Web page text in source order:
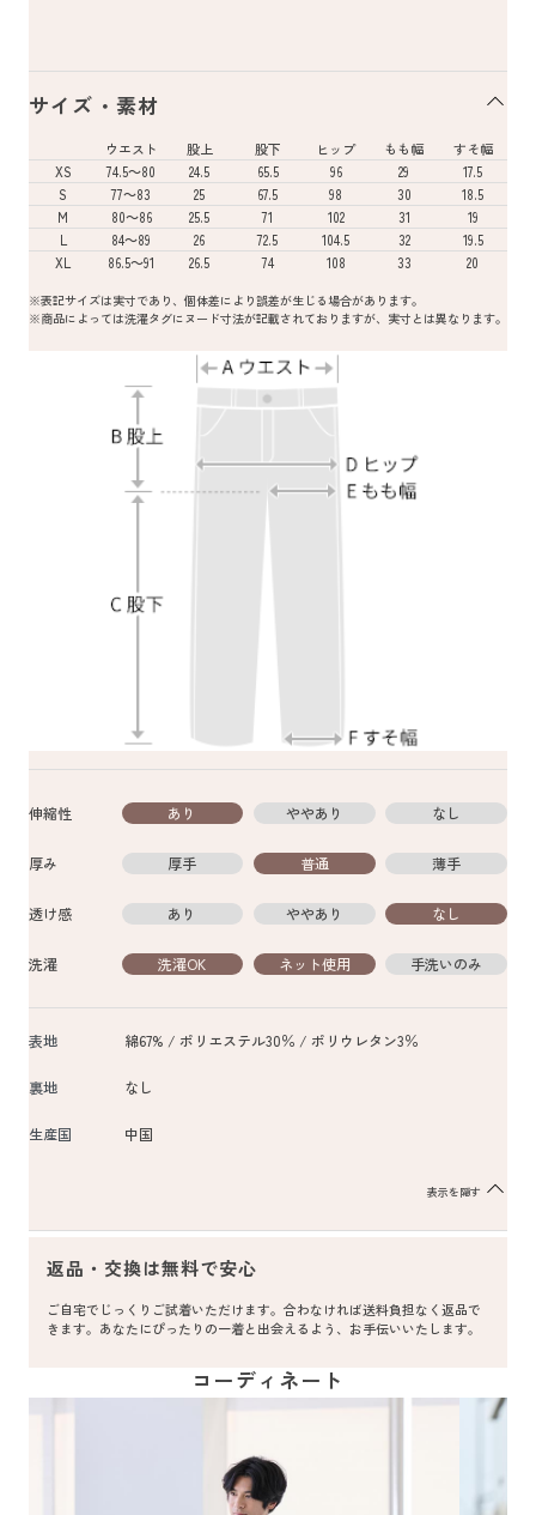
サイズ・素材
ウエスト 股上 股下 ヒップ もも幅
すそ幅
XS
74.5～80 24.5 65.5 96 29
17.5
S
77～83 25 67.5 98 30
18.5
M
80～86 25.5 71 102 31
19
L
84～89 26 72.5 104.5 32
19.5
XL
86.5～91 26.5 74 108 33 20
※表記サイズは実寸であり、個体差により誤差が生じる場合があります。
※商品によっては洗濯タグにヌード寸法が記載されておりますが、実寸とは異なります。
伸縮性 あり ややあり なし
厚み 厚手 普通 薄手
透け感 あり ややあり なし
洗濯 洗濯OK ネット使用 手洗いのみ
表地 綿67% / ポリエステル30％ / ポリウレタン3％
裏地 なし
生産国 中国
表示を隠す
返品・交換は無料で安心
ご自宅でじっくりご試着いただけます。合わなければ送料負担なく返品で
きます。あなたにぴったりの一着と出会えるよう、お手伝いいたします。
コーディネート